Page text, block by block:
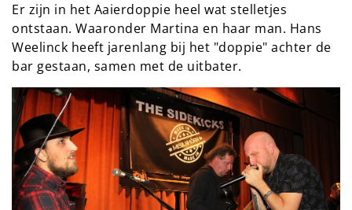
Er zijn in het Aaierdoppie heel wat stelletjes
ontstaan. Waaronder Martina en haar man. Hans
Weelinck heeft jarenlang bij het "doppie" achter de
bar gestaan, samen met de uitbater.